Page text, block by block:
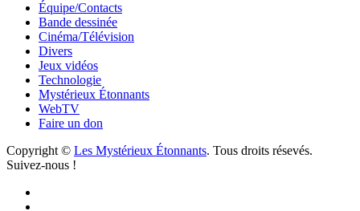
Équipe/Contacts
Bande dessinée
Cinéma/Télévision
Divers
Jeux vidéos
Technologie
Mystérieux Étonnants
WebTV
Faire un don
Copyright © Les Mystérieux Étonnants. Tous droits résevés.
Suivez-nous !